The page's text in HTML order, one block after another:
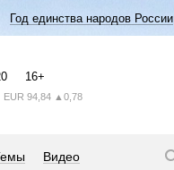
Год единства народов России
16+
EUR 94,84 ▲0,78
Видео